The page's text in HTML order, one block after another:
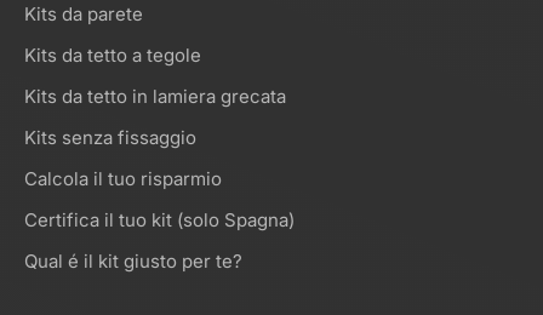
Kits da parete
Kits da tetto a tegole
Kits da tetto in lamiera grecata
Kits senza fissaggio
Calcola il tuo risparmio
Certifica il tuo kit (solo Spagna)
Qual é il kit giusto per te?